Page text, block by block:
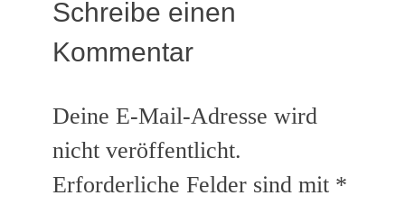
Schreibe einen
Kommentar
Deine E-Mail-Adresse wird
nicht veröffentlicht.
Erforderliche Felder sind mit *